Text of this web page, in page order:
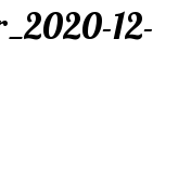
12-